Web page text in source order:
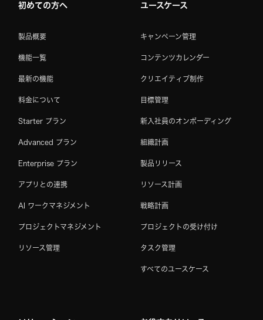
初めての方へ
製品概要
機能一覧
最新の機能
料金について
Starter プラン
Advanced プラン
Enterprise プラン
アプリとの連携
AI ワークマネジメント
プロジェクトマネジメント
リソース管理
ユースケース
キャンペーン管理
コンテンツカレンダー
クリエイティブ制作
目標管理
新入社員のオンボーディング
組織計画
製品リリース
リソース計画
戦略計画
プロジェクトの受け付け
タスク管理
すべてのユースケース